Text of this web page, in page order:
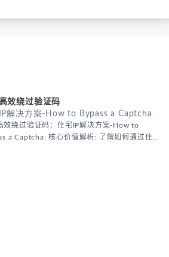
效绕过验证码
解决方案-How to Bypass a Captcha
效绕过验证码：住宅IP解决方案-How to
a Captcha: 核心价值解析: 了解如何通过住宅